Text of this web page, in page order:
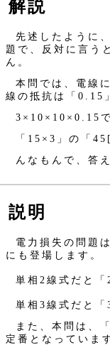
解説
先述したように
題で、反対に言う
ん。
本問では、電線
線の抵抗は「0.15
3×10×10×0.15
「15×3」の「
んなもんで、答
説明
電力損失の問題
にも登場します。
単相2線式だと
単相3線式だと
また、本問は、
定番となっていま